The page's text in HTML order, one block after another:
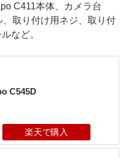
C411本体、カメラ台
取り付け用ネジ、取り付
など。
C545D
楽天で購入